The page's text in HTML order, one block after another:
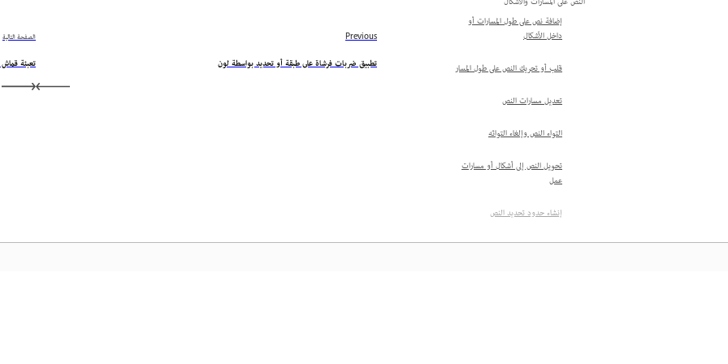
إضافة نص على طول المسارات أو
داخل الأشكال
قلب أو تحريك النص على طول المسار
تعديل مسارات النص
التواء النص وإلغاء التوائه
تحويل النص إلى أشكال أو مسارات
عمل
إنشاء حدود تحديد النص
إضافة ظلال مسقطة للنص
Previous
تطبيق ضربات فرشاة على طبقة أو تحديد بواسطة لون
الصفحة التالية
تعبئة